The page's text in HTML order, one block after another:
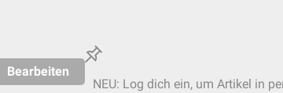
Bearbeiten
NEU: Log dich ein, um Artikel in